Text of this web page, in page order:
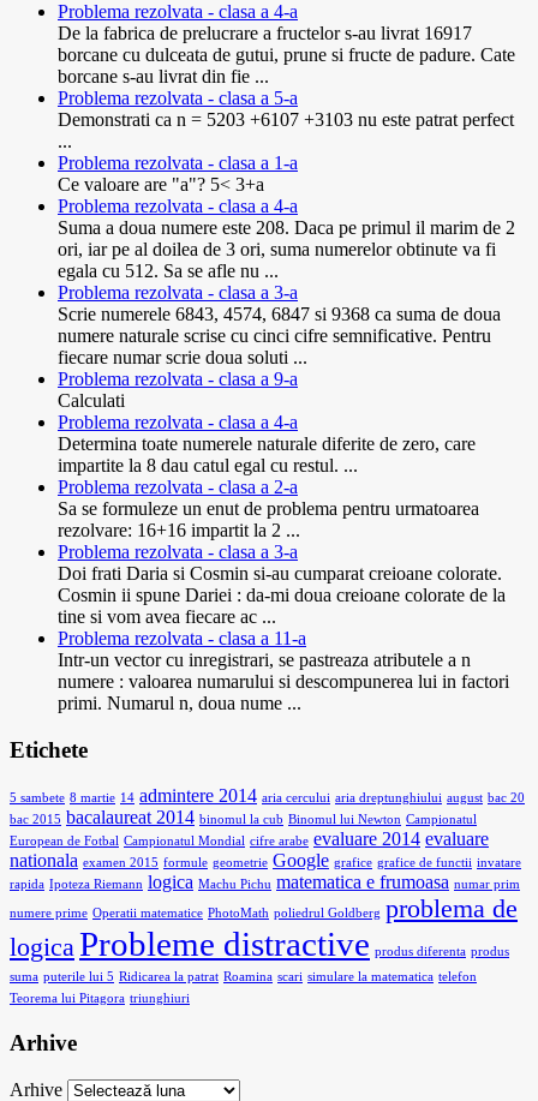
Problema rezolvata - clasa a 4-a
De la fabrica de prelucrare a fructelor s-au livrat 16917
borcane cu dulceata de gutui, prune si fructe de padure. Cate
borcane s-au livrat din fie ...
Problema rezolvata - clasa a 5-a
Demonstrati ca n = 5203 +6107 +3103 nu este patrat perfect
...
Problema rezolvata - clasa a 1-a
Ce valoare are "a"? 5< 3+a
Problema rezolvata - clasa a 4-a
Suma a doua numere este 208. Daca pe primul il marim de 2
ori, iar pe al doilea de 3 ori, suma numerelor obtinute va fi
egala cu 512. Sa se afle nu ...
Problema rezolvata - clasa a 3-a
Scrie numerele 6843, 4574, 6847 si 9368 ca suma de doua
numere naturale scrise cu cinci cifre semnificative. Pentru
fiecare numar scrie doua soluti ...
Problema rezolvata - clasa a 9-a
Calculati
Problema rezolvata - clasa a 4-a
Determina toate numerele naturale diferite de zero, care
impartite la 8 dau catul egal cu restul. ...
Problema rezolvata - clasa a 2-a
Sa se formuleze un enut de problema pentru urmatoarea
rezolvare: 16+16 impartit la 2 ...
Problema rezolvata - clasa a 3-a
Doi frati Daria si Cosmin si-au cumparat creioane colorate.
Cosmin ii spune Dariei : da-mi doua creioane colorate de la
tine si vom avea fiecare ac ...
Problema rezolvata - clasa a 11-a
Intr-un vector cu inregistrari, se pastreaza atributele a n
numere : valoarea numarului si descompunerea lui in factori
primi. Numarul n, doua nume ...
Etichete
5 sambete 8 martie 14 admintere 2014 aria cercului aria dreptunghiului august bac 20
bac 2015 bacalaureat 2014 binomul la cub Binomul lui Newton Campionatul
European de Fotbal Campionatul Mondial cifre arabe evaluare 2014 evaluare
nationala examen 2015 formule geometrie Google grafice grafice de functii invatare
rapida Ipoteza Riemann logica Machu Pichu matematica e frumoasa numar prim
numere prime Operatii matematice PhotoMath poliedrul Goldberg problema de
logicaProbleme distractive produs diferenta produs
suma puterile lui 5 Ridicarea la patrat Roamina scari simulare la matematica telefon
Teorema lui Pitagora triunghiuri
Arhive
Arhive